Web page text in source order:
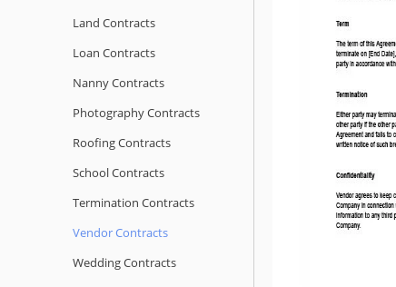
Land Contracts
Loan Contracts
Nanny Contracts
Photography Contracts
Roofing Contracts
School Contracts
Termination Contracts
Vendor Contracts
Wedding Contracts